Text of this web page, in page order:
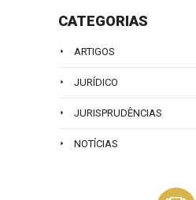
CATEGORIAS
ARTIGOS
JURÍDICO
JURISPRUDÊNCIAS
NOTÍCIAS